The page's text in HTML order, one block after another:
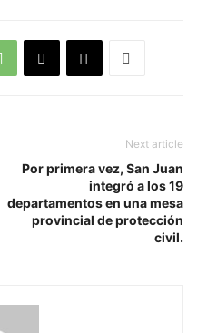
Next article
Por primera vez, San Juan
integró a los 19
departamentos en una mesa
provincial de protección
civil.